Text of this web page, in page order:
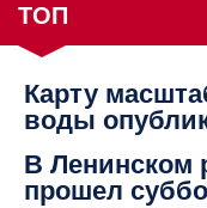
ТОП
Карту
воды
В Ленинском
прошел